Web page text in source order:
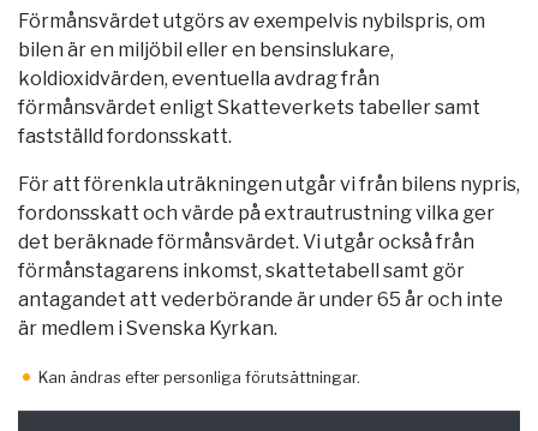
Förmånsvärdet utgörs av exempelvis nybilspris, om
bilen är en miljöbil eller en bensinslukare,
koldioxidvärden, eventuella avdrag från
förmånsvärdet enligt Skatteverkets tabeller samt
fastställd fordonsskatt.
För att förenkla uträkningen utgår vi från bilens nypris,
fordonsskatt och värde på extrautrustning vilka ger
det beräknade förmånsvärdet. Vi utgår också från
förmånstagarens inkomst, skattetabell samt gör
antagandet att vederbörande är under 65 år och inte
är medlem i Svenska Kyrkan.
Kan ändras efter personliga förutsättningar.